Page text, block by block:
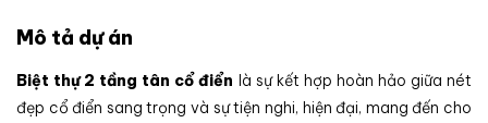
Mô tả dự án
Biệt thự 2 tầng tân cổ điển là sự kết hợp hoàn hảo giữa nét
đẹp cổ điển sang trọng và sự tiện nghi, hiện đại, mang đến cho